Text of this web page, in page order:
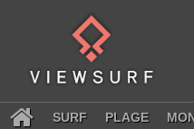
SURF PLAGE